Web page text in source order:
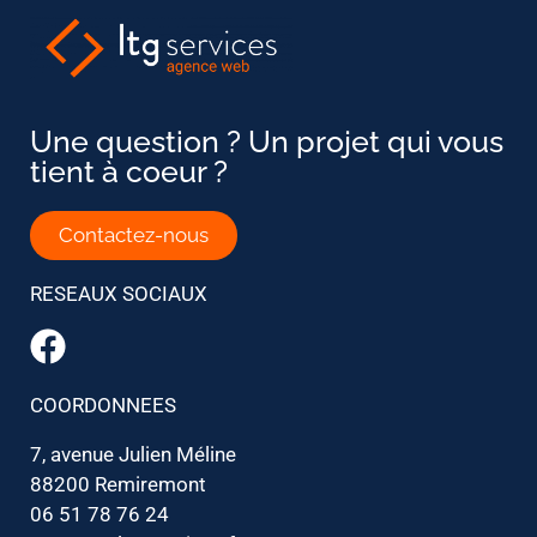
Une question ? Un projet qui vous
tient à coeur ?
Contactez-nous
RESEAUX SOCIAUX
COORDONNEES
7, avenue Julien Méline
88200 Remiremont
06 51 78 76 24